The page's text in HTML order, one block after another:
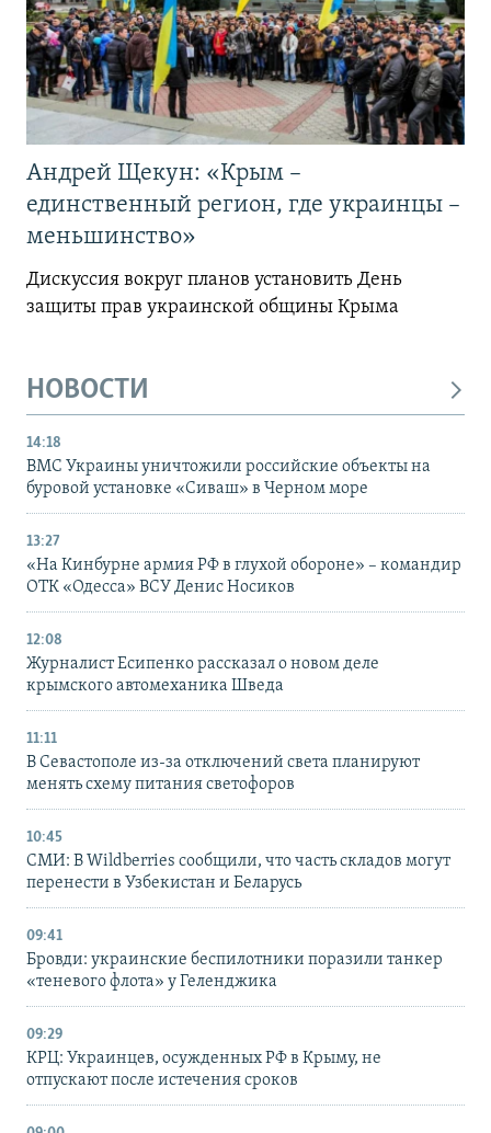
Андрей Щекун: «Крым –
единственный регион, где украинцы –
меньшинство»
Дискуссия вокруг планов установить День
защиты прав украинской общины Крыма
НОВОСТИ
14:18
ВМС Украины уничтожили российские объекты на
буровой установке «Сиваш» в Черном море
13:27
«На Кинбурне армия РФ в глухой обороне» – командир
ОТК «Одесса» ВСУ Денис Носиков
12:08
Журналист Есипенко рассказал о новом деле
крымского автомеханика Шведа
11:11
В Севастополе из-за отключений света планируют
менять схему питания светофоров
10:45
СМИ: В Wildberries сообщили, что часть складов могут
перенести в Узбекистан и Беларусь
09:41
Бровди: украинские беспилотники поразили танкер
«теневого флота» у Геленджика
09:29
КРЦ: Украинцев, осужденных РФ в Крыму, не
отпускают после истечения сроков